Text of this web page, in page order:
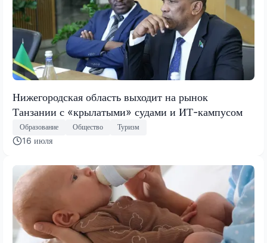
Нижегородская область выходит на рынок
Танзании с «крылатыми» судами и ИТ-кампусом
Образование Общество Туризм
16 июля